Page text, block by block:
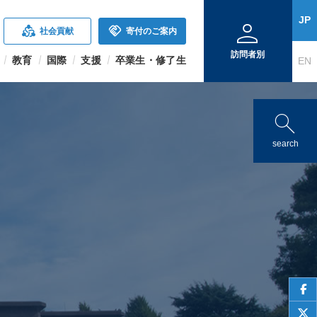
search
search
diversity_2 社会貢献 handshake 寄付のご案内
教育 国際 支援 卒業生・修了生
person
訪問者別
JP
EN